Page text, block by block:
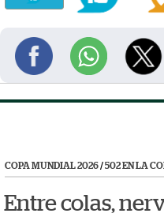
COPA MUNDIAL 2026/502 EN LA
Entre colas,